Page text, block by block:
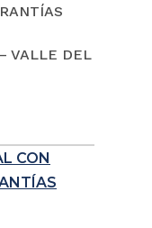
VALLE DEL
CON